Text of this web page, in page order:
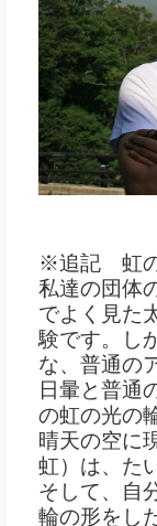
※追記 虹の
私達の団体
でよく見た
験です。し
な、普通の
日暈と普通
の虹の光の
晴天の空に
虹）は、た
そして、自
輪の形をし